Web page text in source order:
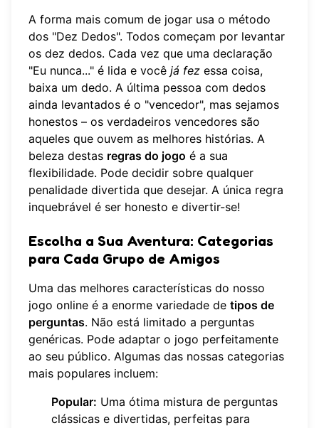
A forma mais comum de jogar usa o método
dos "Dez Dedos". Todos começam por levantar
os dez dedos. Cada vez que uma declaração
"Eu nunca..." é lida e você já fez essa coisa,
baixa um dedo. A última pessoa com dedos
ainda levantados é o "vencedor", mas sejamos
honestos – os verdadeiros vencedores são
aqueles que ouvem as melhores histórias. A
beleza destas regras do jogo é a sua
flexibilidade. Pode decidir sobre qualquer
penalidade divertida que desejar. A única regra
inquebrável é ser honesto e divertir-se!
Escolha a Sua Aventura: Categorias
para Cada Grupo de Amigos
Uma das melhores características do nosso
jogo online é a enorme variedade de tipos de
perguntas. Não está limitado a perguntas
genéricas. Pode adaptar o jogo perfeitamente
ao seu público. Algumas das nossas categorias
mais populares incluem:
Popular: Uma ótima mistura de perguntas
clássicas e divertidas, perfeitas para